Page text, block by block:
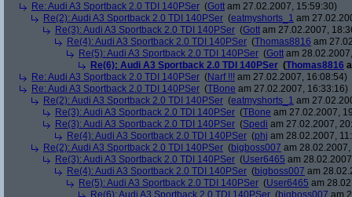
Re: Audi A3 Sportback 2.0 TDI 140PSer (Gott am 27.02.2007, 15:59:30)
Re(2): Audi A3 Sportback 2.0 TDI 140PSer (eatmyshorts_1 am
Re(3): Audi A3 Sportback 2.0 TDI 140PSer (Gott am 27.02.2007,
Re(4): Audi A3 Sportback 2.0 TDI 140PSer (Thomas8816 am
Re(5): Audi A3 Sportback 2.0 TDI 140PSer (Gott am
Re(6): Audi A3 Sportback 2.0 TDI 140PSer (Thomas8816
Re: Audi A3 Sportback 2.0 TDI 140PSer (Narf !!! am 27.02.2007, 16:08:54)
Re: Audi A3 Sportback 2.0 TDI 140PSer (TBone am 27.02.2007, 16:33:16)
Re(2): Audi A3 Sportback 2.0 TDI 140PSer (eatmyshorts_1 am
Re(3): Audi A3 Sportback 2.0 TDI 140PSer (TBone am 27.02.2007,
Re(3): Audi A3 Sportback 2.0 TDI 140PSer (Spedi am 27.02.2007,
Re(4): Audi A3 Sportback 2.0 TDI 140PSer (phj am 28.02.2007,
Re(2): Audi A3 Sportback 2.0 TDI 140PSer (bigboss007 am
Re(3): Audi A3 Sportback 2.0 TDI 140PSer (User6465 am
Re(4): Audi A3 Sportback 2.0 TDI 140PSer (bigboss007 am
Re(5): Audi A3 Sportback 2.0 TDI 140PSer (User6465 am
Re(6): Audi A3 Sportback 2.0 TDI 140PSer (bigboss007 am